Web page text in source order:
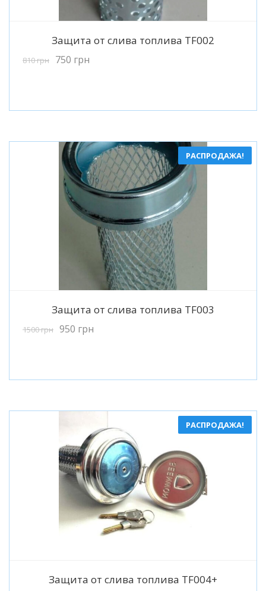
Подробнее
Защита от слива топлива TF002
810грн 750 грн
РАСПРОДАЖА!
Подробнее
Защита от слива топлива TF003
1500грн 950 грн
РАСПРОДАЖА!
Подробнее
Защита от слива топлива TF004+